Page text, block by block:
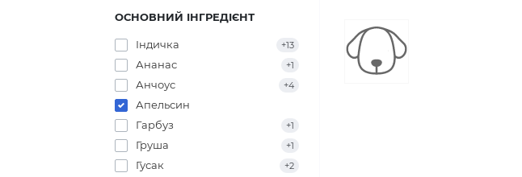
ОСНОВНИЙ ІНГРЕДІЄНТ
Індичка +13
Ананас +1
Анчоус +4
Апельсин
Гарбуз
+1
Груша +1
Гусак +2